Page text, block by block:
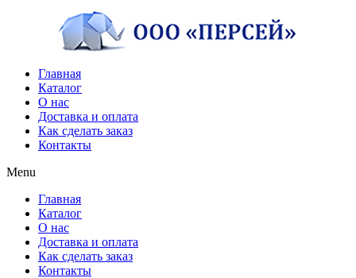
содержимому
Главная
Каталог
О нас
Доставка и оплата
Как сделать заказ
Контакты
Menu
Главная
Каталог
О нас
Доставка и оплата
Как сделать заказ
Контакты